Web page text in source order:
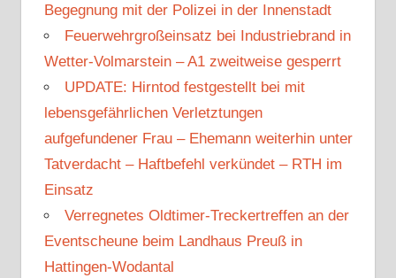
Begegnung mit der Polizei in der Innenstadt
Feuerwehrgroßeinsatz bei Industriebrand in
Wetter-Volmarstein – A1 zweitweise gesperrt
UPDATE: Hirntod festgestellt bei mit
lebensgefährlichen Verletztungen
aufgefundener Frau – Ehemann weiterhin unter
Tatverdacht – Haftbefehl verkündet – RTH im
Einsatz
Verregnetes Oldtimer-Treckertreffen an der
Eventscheune beim Landhaus Preuß in
Hattingen-Wodantal